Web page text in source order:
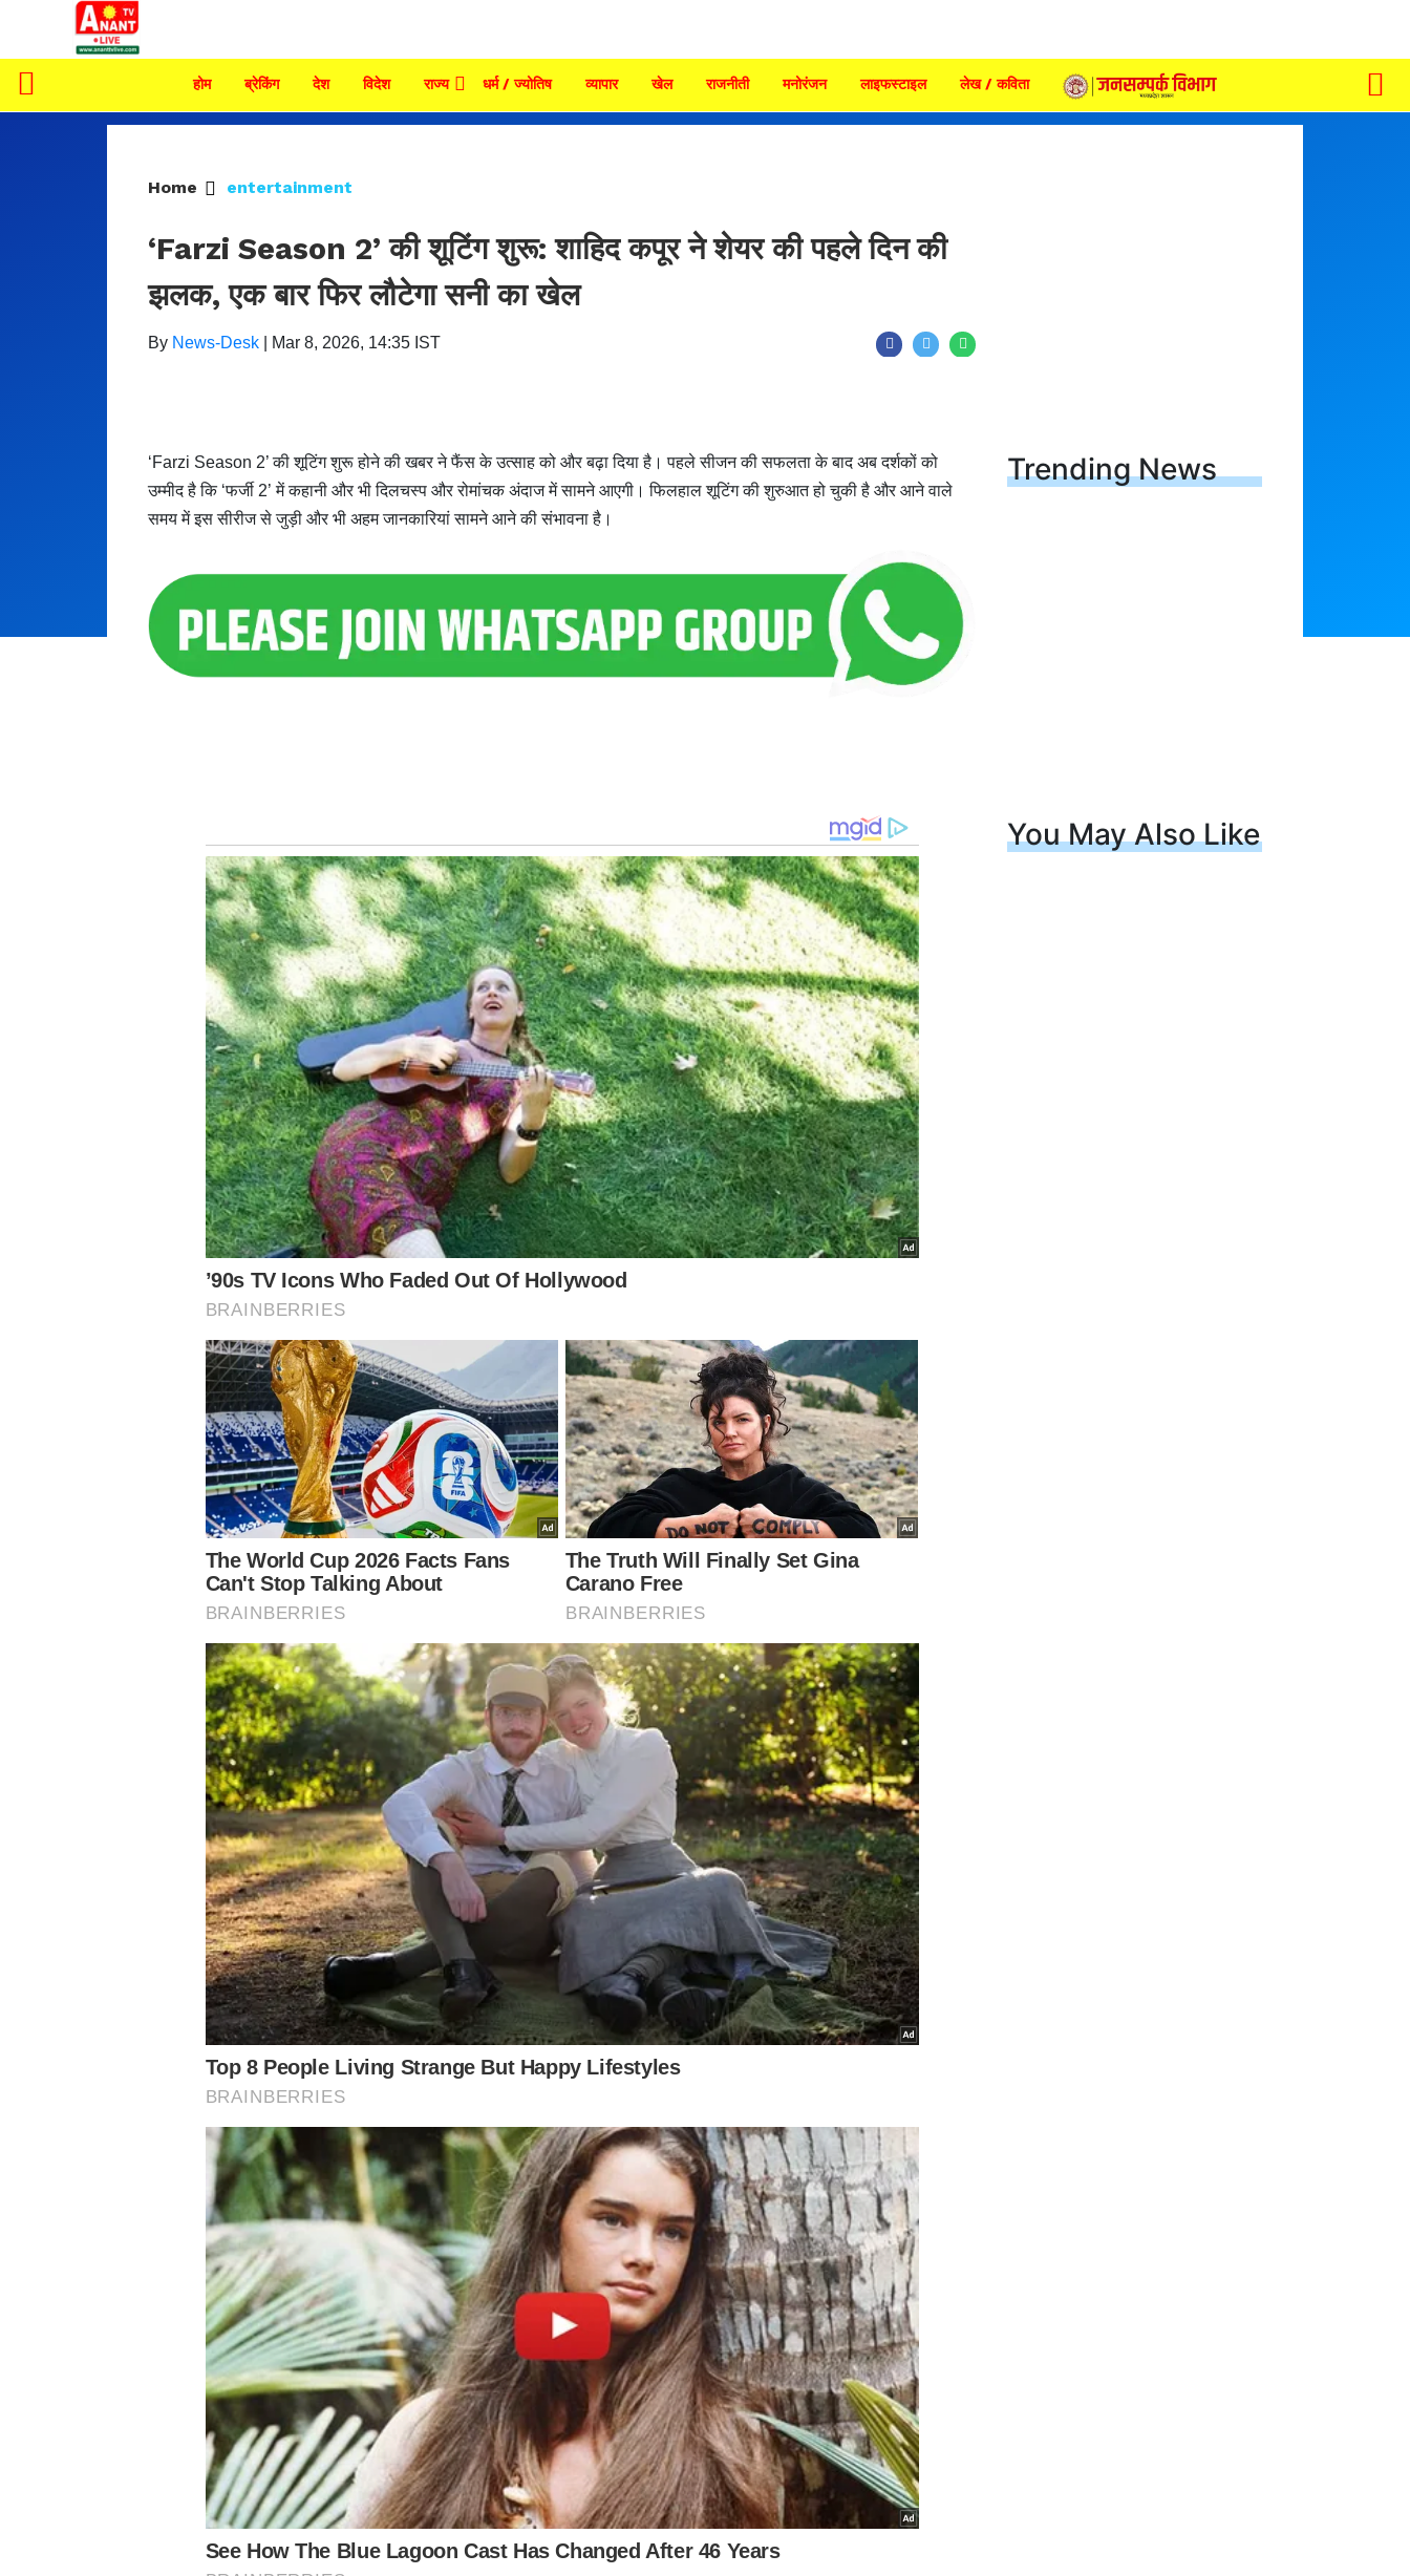
होम ब्रेकिंग देश विदेश राज्य धर्म / ज्योतिष व्यापार खेल राजनीती मनोरंजन लाइफस्टाइल लेख / कविता
Home entertainment
‘Farzi Season 2’ की शूटिंग शुरू: शाहिद कपूर ने शेयर की पहले दिन की
झलक, एक बार फिर लौटेगा सनी का खेल
By News-Desk Mar 8, 2026, 14:35 IST
‘Farzi Season 2’ की शूटिंग शुरू होने की खबर ने फैंस के उत्साह को और बढ़ा दिया है। पहले सीजन की सफलता के बाद अब दर्शकों को
उम्मीद है कि ‘फर्जी 2’ में कहानी और भी दिलचस्प और रोमांचक अंदाज में सामने आएगी। फिलहाल शूटिंग की शुरुआत हो चुकी है और आने वाले
समय में इस सीरीज से जुड़ी और भी अहम जानकारियां सामने आने की संभावना है।
Trending News
You May Also Like